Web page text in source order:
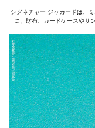
シグネチャー ジャカードは、
に、財布、カードケースやサ